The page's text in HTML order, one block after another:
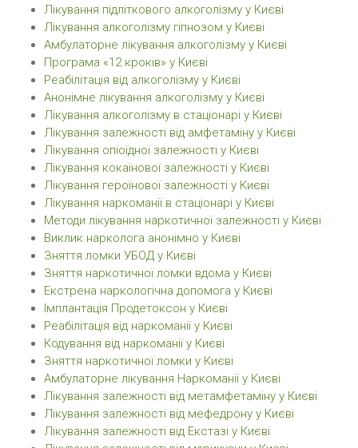
Лікування підліткового алкоголізму у Києві
Лікування алкоголізму гіпнозом у Києві
Амбулаторне лікування алкоголізму у Києві
Програма «12 кроків» у Києві
Реабілітація від алкоголізму у Києві
Анонімне лікування алкоголізму у Києві
Лікування алкоголізму в стаціонарі у Києві
Лікування залежності від амфетаміну у Києві
Лікування опіоїдної залежності у Києві
Лікування кокаїнової залежності у Києві
Лікування героїнової залежності у Києві
Лікування наркоманії в стаціонарі у Києві
Методи лікування наркотичної залежності у Києві
Виклик нарколога анонімно у Києві
Зняття ломки УБОД у Києві
Зняття наркотичної ломки вдома у Києві
Екстрена наркологічна допомога у Києві
Імплантація Продетоксон у Києві
Реабілітація від наркоманії у Києві
Кодування від наркоманії у Києві
Зняття наркотичної ломки у Києві
Амбулаторне лікування Наркоманії у Києві
Лікування залежності від метамфетаміну у Києві
Лікування залежності від мефедрону у Києві
Лікування залежності від Екстазі у Києві